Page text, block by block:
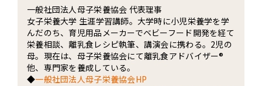
一般社団法人母子栄養協会 代表理事
女子栄養大学 生涯学習講師。大学時に小児栄養学を学
んだのち、育児用品メーカーでベビーフード開発を経て
栄養相談、離乳食レシピ執筆、講演会に携わる。2児の
母。現在は、母子栄養協会にて離乳食アドバイザー®
他、専門家を養成している。
◆一般社団法人母子栄養協会HP